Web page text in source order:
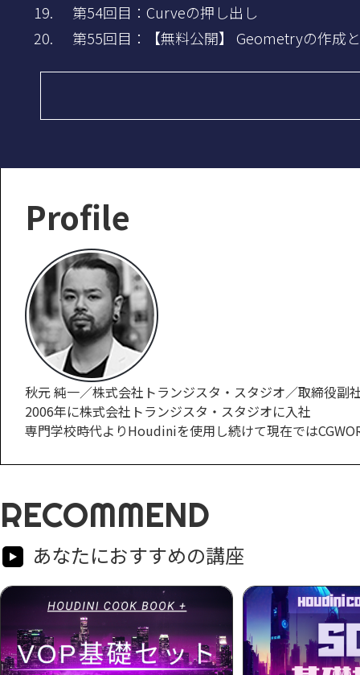
第54回目：Curveの押し出し
第55回目：【無料公開】 Geometryの作成
Profile
秋元 純一／株式会社トランジスタ・スタジオ／取締役副
2006年に株式会社トランジスタ・スタジオに入社
専門学校時代よりHoudiniを使用し続けて現在では
RECOMMEND
あなたにおすすめの講座